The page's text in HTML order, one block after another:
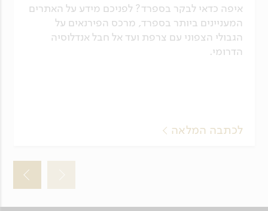
איפה כדאי לבקר בספרד? לפניכם מידע על האתרים
המעניינים ביותר בספרד, מרכס הפירנאים על
הגבולי הצפוני עם צרפת ועד אל חבל אנדלוסיה
הדרומי.
לכתבה המלאה